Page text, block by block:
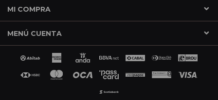
MI COMPRA
MENÚ CUENTA